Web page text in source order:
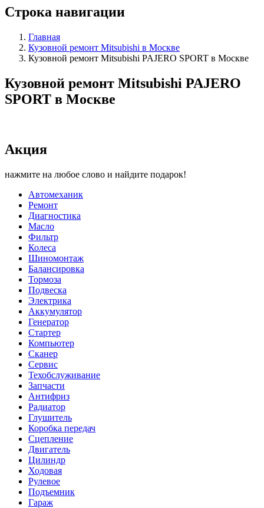
Строка навигации
Главная
Кузовной ремонт Mitsubishi в Москве
Кузовной ремонт Mitsubishi PAJERO SPORT в Москве
Кузовной ремонт Mitsubishi PAJERO
SPORT в Москве
Акция
нажмите на любое слово и найдите подарок!
Автомеханик
Ремонт
Диагностика
Масло
Фильтр
Колеса
Шиномонтаж
Балансировка
Тормоза
Подвеска
Электрика
Аккумулятор
Генератор
Стартер
Компьютер
Сканер
Сервис
Техобслуживание
Запчасти
Антифриз
Радиатор
Глушитель
Коробка передач
Сцепление
Двигатель
Цилиндр
Ходовая
Рулевое
Подъемник
Гараж